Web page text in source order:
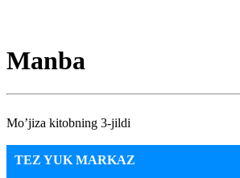
Manba
Mo’jiza kitobning 3-jildi
TEZ YUK MARKAZ